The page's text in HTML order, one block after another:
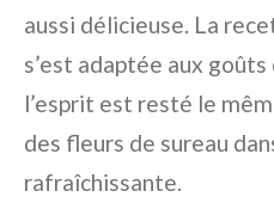
aussi délicieuse. La
s’est adaptée aux
l’esprit est resté le
des fleurs de sureau
rafraîchissante.